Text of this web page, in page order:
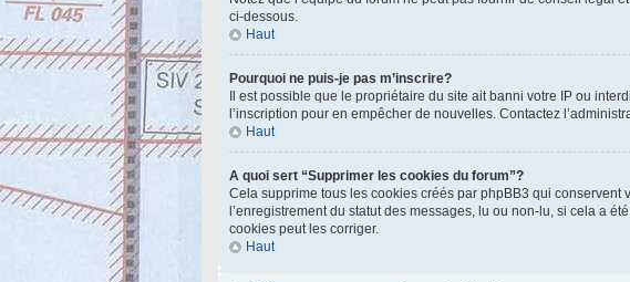
ci-dessous.
Haut
Pourquoi ne puis-je pas m’inscrire?
Il est possible que le propriétaire du site ait banni votre IP ou
l’inscription pour en empêcher de nouvelles. Contactez
Haut
A quoi sert “Supprimer les cookies du forum”?
Cela supprime tous les cookies créés par phpBB3 qui
l’enregistrement du statut des messages, lu ou non-lu, si cela a
cookies peut les corriger.
Haut